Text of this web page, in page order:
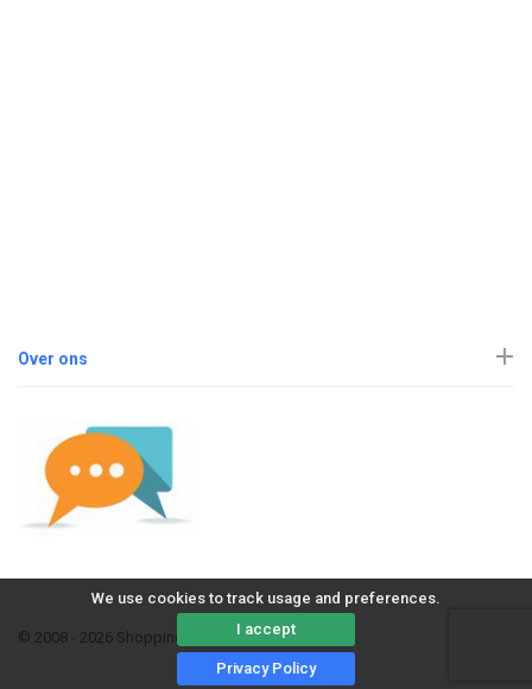
We use cookies to track usage and preferences.
I accept
Privacy Policy
Over ons
© 2008 - 2026 ShoppingErvaring